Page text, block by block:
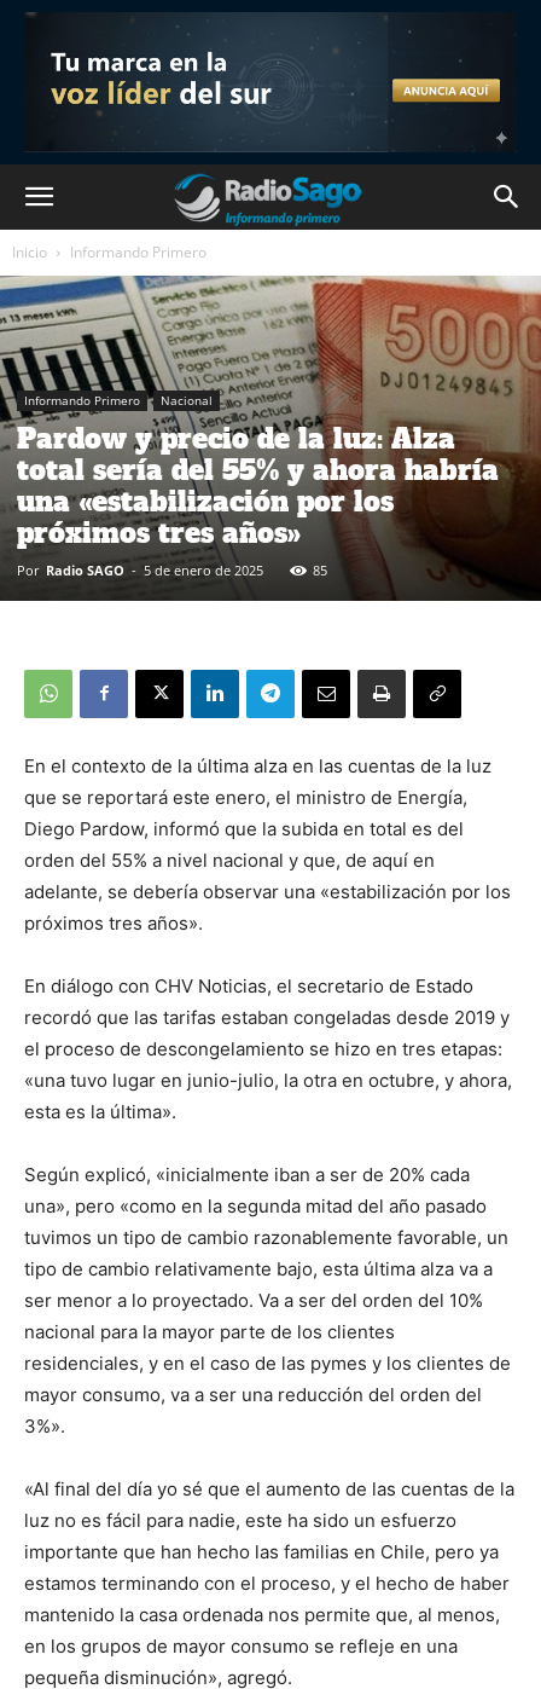
Inicio Informando Primero
Informando Primero Nacional
Pardow y precio de la luz: Alza
total sería del 55% y ahora habría
una «estabilización por los
próximos tres años»
Por Radio SAGO - 5 de enero de 2025 85
En el contexto de la última alza en las cuentas de la luz
que se reportará este enero, el ministro de Energía,
Diego Pardow, informó que la subida en total es del
orden del 55% a nivel nacional y que, de aquí en
adelante, se debería observar una «estabilización por los
próximos tres años».
En diálogo con CHV Noticias, el secretario de Estado
recordó que las tarifas estaban congeladas desde 2019 y
el proceso de descongelamiento se hizo en tres etapas:
«una tuvo lugar en junio-julio, la otra en octubre, y ahora,
esta es la última».
Según explicó, «inicialmente iban a ser de 20% cada
una», pero «como en la segunda mitad del año pasado
tuvimos un tipo de cambio razonablemente favorable, un
tipo de cambio relativamente bajo, esta última alza va a
ser menor a lo proyectado. Va a ser del orden del 10%
nacional para la mayor parte de los clientes
residenciales, y en el caso de las pymes y los clientes de
mayor consumo, va a ser una reducción del orden del
3%».
«Al final del día yo sé que el aumento de las cuentas de la
luz no es fácil para nadie, este ha sido un esfuerzo
importante que han hecho las familias en Chile, pero ya
estamos terminando con el proceso, y el hecho de haber
mantenido la casa ordenada nos permite que, al menos,
en los grupos de mayor consumo se refleje en una
pequeña disminución», agregó.